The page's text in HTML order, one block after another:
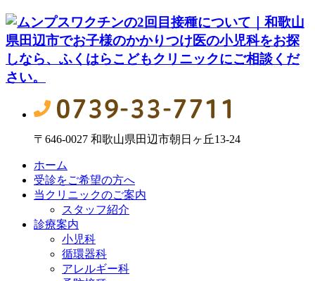
〒646-0027 和歌山県田辺市朝日ヶ丘13-24
ホーム
受診をご希望の方へ
当クリニックのご案内
スタッフ紹介
診療案内
小児科
循環器科
アレルギー科